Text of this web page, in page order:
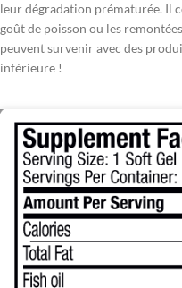
leur dégradation prématurée. Il
goût de poisson ou les
peuvent survenir avec des
inférieure !